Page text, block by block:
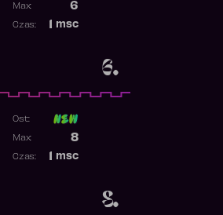
6.
6
Max:
msc
Czas:
8.
Ost:
8
Max:
msc
Czas: